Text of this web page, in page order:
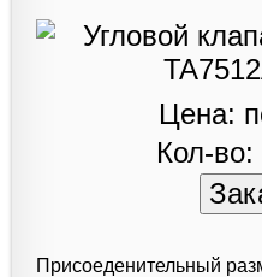
Цена:
Кол-во:
Присоеденительный